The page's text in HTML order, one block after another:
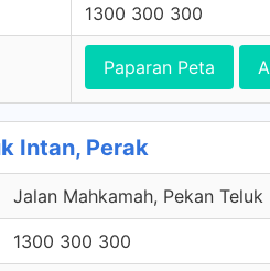
1300 300 300
Paparan Peta
Intan, Perak
Jalan Mahkamah, Pekan
1300 300 300